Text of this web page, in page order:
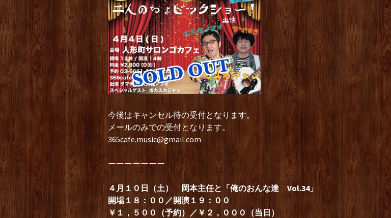
今後はキャンセル待の受付となります。
メールのみでの受付となります。
365cafe.music@gmail.com
ーーーーーーー
４月１０日（土） 岡本主任と「俺のおんな達 Vol.34」
開場１８：００／開演１９：００
￥１，５００（予約）／￥２，０００（当日）